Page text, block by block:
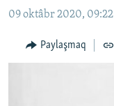
Qıdıruvğa
MEDENİYET
İNSAN AQLARI
09 oktâbr 2020, 09:22
Paylaşmaq